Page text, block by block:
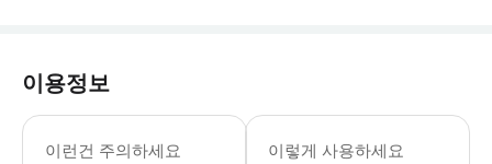
이용정보
이런건 주의하세요
착시 박물관 아테네 월요일-일요일:
* 중력을 거스르는 듯한 착각! 세상
이렇게 사용하세요